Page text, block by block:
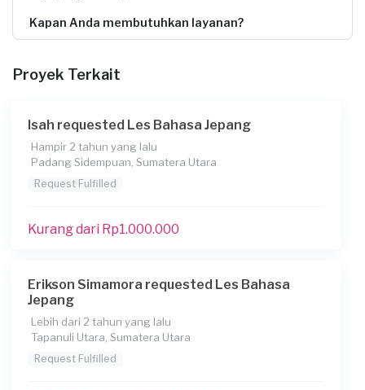
Kapan Anda membutuhkan layanan?
Informasi tambahan
benar
Berapa budget total untuk layanan ini?
Kurang dari Rp1.000.000
Proyek Terkait
Isah requested Les Bahasa Jepang
Hampir 2 tahun yang lalu
Padang Sidempuan, Sumatera Utara
Request Fulfilled
Kurang dari Rp1.000.000
Erikson Simamora requested Les Bahasa
Jepang
Lebih dari 2 tahun yang lalu
Tapanuli Utara, Sumatera Utara
Request Fulfilled